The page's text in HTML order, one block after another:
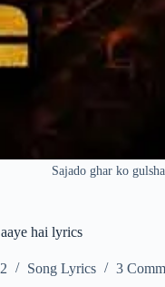
Sajado ghar ko
hai lyrics
Song Lyrics 3